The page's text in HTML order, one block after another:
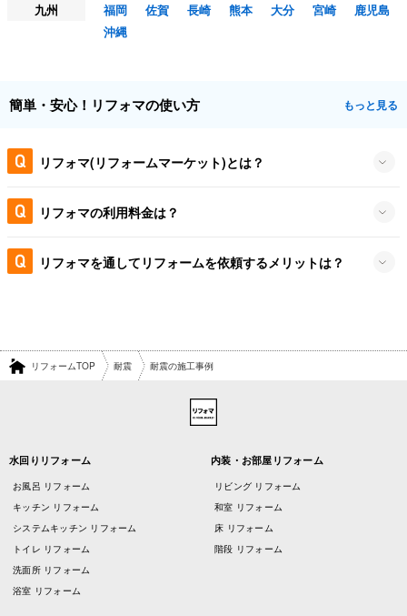
九州
福岡 佐賀 長崎 熊本 大分 宮崎
鹿児島
沖縄
簡単・安心！リフォマの使い方 もっと見る
リフォマ(リフォームマーケット)とは？
リフォマの利用料金は？
リフォマを通してリフォームを依頼するメリットは？
リフォームTOP 耐震 耐震の施工事例
水回りリフォーム
お風呂 リフォーム
キッチン リフォーム
システムキッチン リフォーム
トイレ リフォーム
洗面所 リフォーム
浴室 リフォーム
内装・お部屋リフォーム
リビング リフォーム
和室 リフォーム
床 リフォーム
階段 リフォーム